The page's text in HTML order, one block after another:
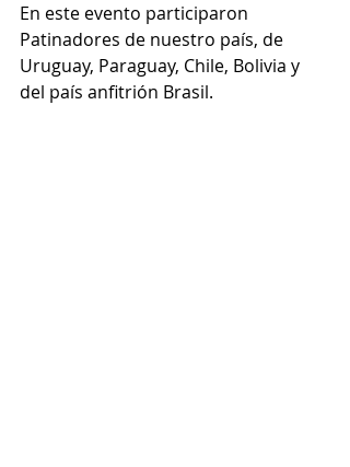
En este evento participaron
Patinadores de nuestro país, de
Uruguay, Paraguay, Chile, Bolivia y
del país anfitrión Brasil.